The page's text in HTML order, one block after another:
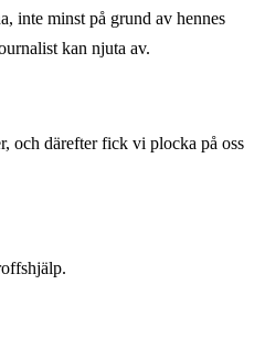
inte minst på grund av hennes
kan njuta av.
och därefter fick vi plocka på oss